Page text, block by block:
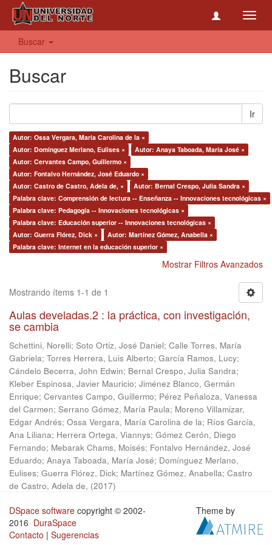
Buscar
Buscar
Ir
Autor: Ossa Vergara, María Carolina de la ×
Autor: Domínguez Merlano, Eulises ×
Autor: Anaya Taboada, María José ×
Autor: Cervantes Campo, Guillermo ×
Autor: Fontalvo Hernández, José Eduardo ×
Autor: Castro de Castro, Adela de, ×
Autor: Bernal Crespo, Julia Sandra ×
Palabra clave: Comprensión de lectura -- Enseñanza -- Innovaciones tecnológicas ×
Palabra clave: Pedagogía -- Innovaciones tecnológicas ×
Palabra clave: Educación superior -- Innovaciones tecnológicas ×
Autor: Guerra Flórez, Dick ×
Autor: Martínez Gómez, Anabella ×
Palabra clave: Internet en la educación superior ×
Mostrar Filtros Avanzados
Mostrando ítems 1-1 de 1
Aulas develadas.2 : la práctica, con investigación,
se cambia
Schettini, Norelli; Soto Ortiz, José Daniel; Calle Torres, María
Gabriela; Torres Herrera, Luis Alberto; García Ramos, Lucy;
Cándelo Becerra, John Edwin; Bernal Crespo, Julia Sandra;
Kleber Espinosa, Javier Mauricio; Jiménez Blanco, Germán
Enrique; Cervantes Campo, Guillermo; Pérez Peñaloza, Vanessa
del Carmen; Serrano Gómez, María Paula; Moreno Villamizar,
Edgar Andrés; Ossa Vergara, María Carolina de la; Ríos García,
Ana Liliana; Herrera Ortega, Viannys; Gómez Cerón, Diego
Fernando; Mebarak Chams, Moisés; Fontalvo Hernández, José
Eduardo; Anaya Taboada, María José; Domínguez Merlano,
Eulises; Guerra Flórez, Dick; Martínez Gómez, Anabella; Castro
de Castro, Adela de, (2017)
DSpace software copyright © 2002-
2016 DuraSpace
Contacto | Sugerencias
Theme by